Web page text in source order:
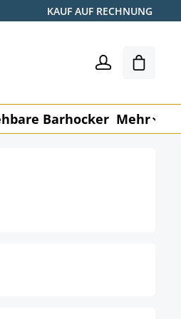
KAUF AUF RECHNUNG
Barhocker Mehr